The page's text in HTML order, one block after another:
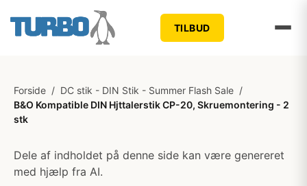
TILBUD
Forside / DC stik - DIN Stik - Summer Flash Sale /
B&O Kompatible DIN Hjttalerstik CP-20, Skruemontering - 2
stk
Dele af indholdet på denne side kan være genereret
med hjælp fra AI.